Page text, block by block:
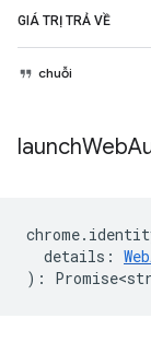
GIÁ TRỊ TRẢ VỀ
chuỗi
launchWeb
chrome.
details :
) :